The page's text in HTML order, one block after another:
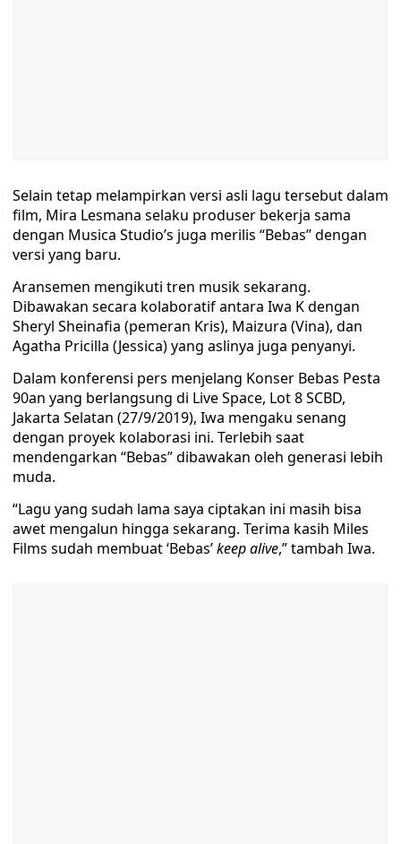
Selain tetap melampirkan versi asli lagu tersebut dalam
film, Mira Lesmana selaku produser bekerja sama
dengan Musica Studio’s juga merilis “Bebas” dengan
versi yang baru.
Aransemen mengikuti tren musik sekarang.
Dibawakan secara kolaboratif antara Iwa K dengan
Sheryl Sheinafia (pemeran Kris), Maizura (Vina), dan
Agatha Pricilla (Jessica) yang aslinya juga penyanyi.
Dalam konferensi pers menjelang Konser Bebas Pesta
90an yang berlangsung di Live Space, Lot 8 SCBD,
Jakarta Selatan (27/9/2019), Iwa mengaku senang
dengan proyek kolaborasi ini. Terlebih saat
mendengarkan “Bebas” dibawakan oleh generasi lebih
muda.
“Lagu yang sudah lama saya ciptakan ini masih bisa
awet mengalun hingga sekarang. Terima kasih Miles
Films sudah membuat ‘Bebas’keep alive,” tambah Iwa.